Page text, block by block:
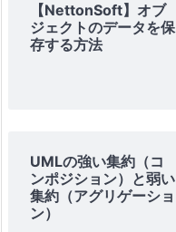
【NettonSoft】オブ
ジェクトのデータを保
存する方法
UMLの強い集約（コ
ンポジション）と弱い
集約（アグリゲーショ
ン）